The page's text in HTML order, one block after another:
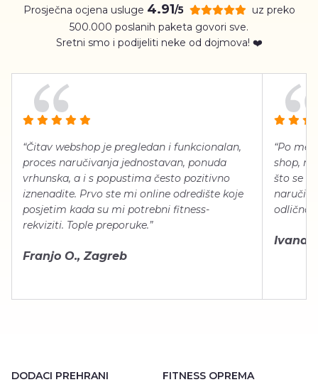
Prosječna ocjena usluge 4.91/5
uz preko
500.000 poslanih paketa govori sve.
Sretni smo i podijeliti neke od dojmova! ❤️
“Čitav webshop je pregledan i funkcionalan,
proces naručivanja jednostavan, ponuda
vrhunska, a i s popustima često pozitivno
iznenadite. Prvo ste mi online odredište koje
posjetim kada su mi potrebni fitness-
rekviziti. Tople preporuke.”
Franjo O., Zagreb
“Po
shop,
što se
naručiti,
odlično
Ivana
DODACI PREHRANI FITNESS OPREMA